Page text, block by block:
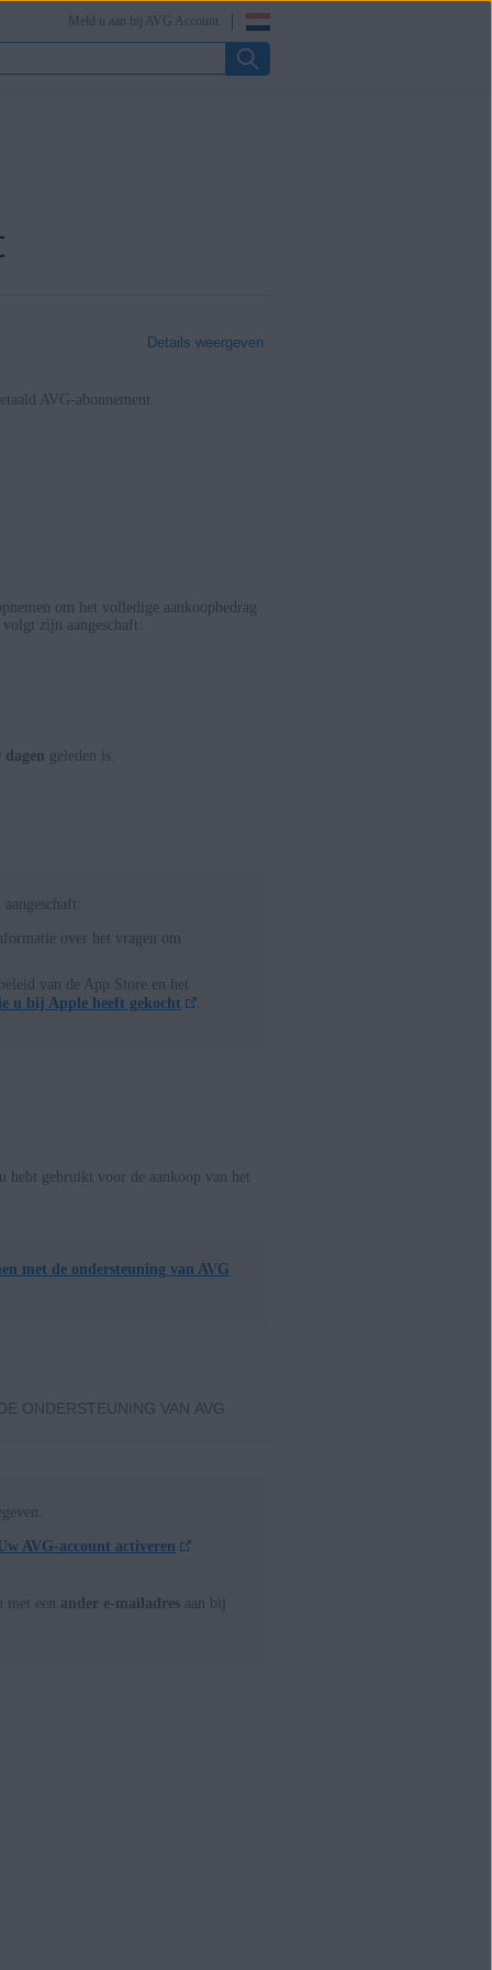
Meld u aan bij AVG Account
Details weergeven
AVG-abonnement.
om het volledige aankoopbedrag
zijn aangeschaft:
dagen geleden is.
over het vragen om
van de App Store en het
u bij Apple heeft gekocht .
hebt gebruikt voor de aankoop van het
met de ondersteuning van AVG
ONDERSTEUNING VAN AVG
AVG-account activeren
met een ander e-mailadres aan bij